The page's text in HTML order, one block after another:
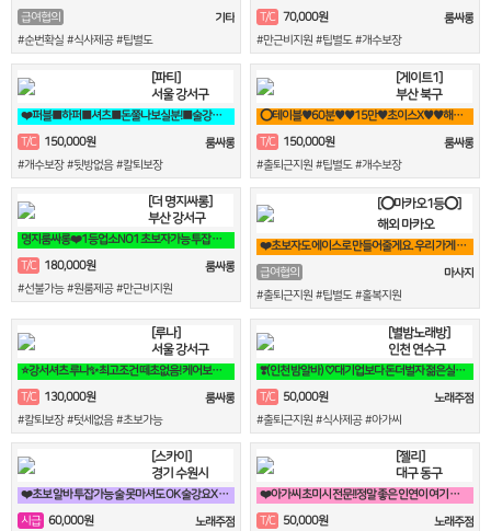
급여협의
기타
#순번확실 #식사제공 #팁별도
T/C 70,000원
룸싸롱
#만근비지원 #팁별도 #개수보장
[파티]
서울 강서구
❤️퍼블■하퍼■셔츠■돈쭐나보실분!■술강요X■출퇴근맘대로■갯수보장❤️
T/C
150,000원
룸싸롱
#개수보장 #뒷방없음 #칼퇴보장
[게이트1]
부산 북구
⭕테이블♥60분♥♥15만♥초이스X♥♥해운대서면연산동동래온천장룸빠룸싸롱⭕
T/C
150,000원
룸싸롱
#출퇴근지원 #팁별도 #개수보장
[더 명지싸롱]
부산 강서구
명지룸싸롱❤️1등업소NO1 초보자가능 투잡 고페이갯수보장❤️
T/C
180,000원
룸싸롱
#선불가능 #원룸제공 #만근비지원
[⭕마카오1등⭕]
해외 마카오
❤️초보자도 에이스로 만들어줄게요. 우리 가게 오면, 수입 부터 달라요❤️
급여협의
마사지
#출퇴근지원 #팁별도 #홀복지원
[루나]
서울 강서구
⭐강서셔츠 루나✨ 최고조건 떼초없음! 케어보장! 60분 풀티13⭐
T/C
130,000원
룸싸롱
#칼퇴보장 #텃세없음 #초보가능
[별밤노래방]
인천 연수구
❣️(인천 밤알바) ♡대기업보다 돈더벌자 젊은실장♡❣️
T/C
50,000원
노래주점
#출퇴근지원 #식사제공 #아가씨
[스카이]
경기 수원시
❤️초보 알바 투잡가능 술 못마셔도 OK 술강요X 안드셔도 됩니다.❤️
시급 60,000원
노래주점
[젤리]
대구 동구
❤️아가씨 초미시 전문!!정말 좋은 인연이 여기 있어용!!❤️
T/C 50,000원
노래주점